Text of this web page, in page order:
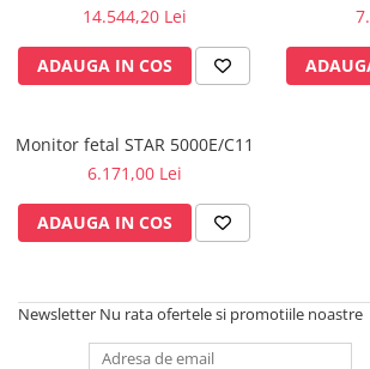
Electrochirurgie
Manere pentru electrocautere
Cabluri pentru pensele bipolare
Electrozi neutri
Electrocautere
Radiocautere
Aspiratoare de fum
Consumabile medicale si Accesorii
cutii medicamente
14.544,20 Lei
ADAUGA IN COS
Monitor fetal STAR 5000E/C11
6.171,00 Lei
ADAUGA IN COS
Newsletter Nu rata ofertele si promotiile noastre